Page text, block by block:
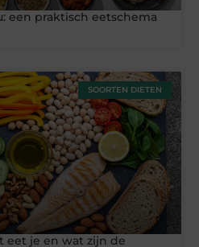
een praktisch eetschema
SOORTEN DIETEN
eet je en wat zijn de